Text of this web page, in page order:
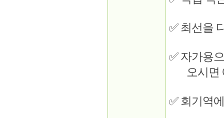
✅ 최선을
✅ 자가용
오시면
✅ 회기역